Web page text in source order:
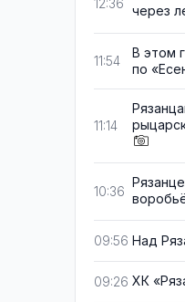
12:36
через
11:54
В этом
по
11:14
10:36
09:56 Над
09:26 ХК